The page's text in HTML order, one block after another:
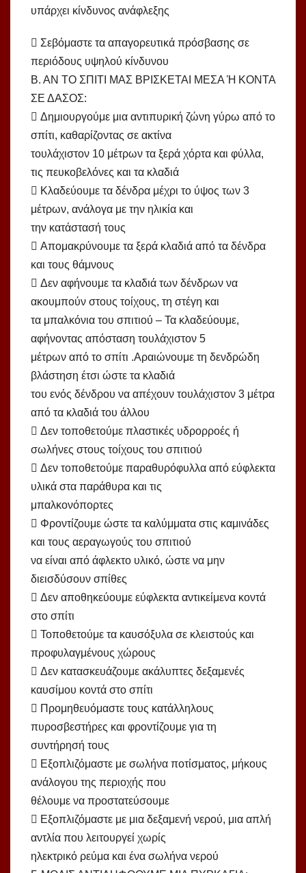
υπάρχει κίνδυνος ανάφλεξης
 Σεβόμαστε τα απαγορευτικά πρόσβασης σε
περιόδους υψηλού κίνδυνου
Β. ΑΝ ΤΟ ΣΠΙΤΙ ΜΑΣ ΒΡΙΣΚΕΤΑΙ ΜΕΣΑ Ή ΚΟΝΤΑ
ΣΕ ΔΑΣΟΣ:
 Δημιουργούμε μια αντιπυρική ζώνη γύρω από το
σπίτι, καθαρίζοντας σε ακτίνα
τουλάχιστον 10 μέτρων τα ξερά χόρτα και φύλλα,
τις πευκοβελόνες και τα κλαδιά
 Κλαδεύουμε τα δένδρα μέχρι το ύψος των 3
μέτρων, ανάλογα με την ηλικία και
την κατάστασή τους
 Απομακρύνουμε τα ξερά κλαδιά από τα δένδρα
και τους θάμνους
 Δεν αφήνουμε τα κλαδιά των δένδρων να
ακουμπούν στους τοίχους, τη στέγη και
τα μπαλκόνια του σπιτιού – Τα κλαδεύουμε,
αφήνοντας απόσταση τουλάχιστον 5
μέτρων από το σπίτι .Αραιώνουμε τη δενδρώδη
βλάστηση έτσι ώστε τα κλαδιά
του ενός δένδρου να απέχουν τουλάχιστον 3 μέτρα
από τα κλαδιά του άλλου
 Δεν τοποθετούμε πλαστικές υδρορροές ή
σωλήνες στους τοίχους του σπιτιού
 Δεν τοποθετούμε παραθυρόφυλλα από εύφλεκτα
υλικά στα παράθυρα και τις
μπαλκονόπορτες
 Φροντίζουμε ώστε τα καλύμματα στις καμινάδες
και τους αεραγωγούς του σπιτιού
να είναι από άφλεκτο υλικό, ώστε να μην
διεισδύσουν σπίθες
 Δεν αποθηκεύουμε εύφλεκτα αντικείμενα κοντά
στο σπίτι
 Τοποθετούμε τα καυσόξυλα σε κλειστούς και
προφυλαγμένους χώρους
 Δεν κατασκευάζουμε ακάλυπτες δεξαμενές
καυσίμου κοντά στο σπίτι
 Προμηθευόμαστε τους κατάλληλους
πυροσβεστήρες και φροντίζουμε για τη
συντήρησή τους
 Εξοπλιζόμαστε με σωλήνα ποτίσματος, μήκους
ανάλογου της περιοχής που
θέλουμε να προστατεύσουμε
 Εξοπλιζόμαστε με μια δεξαμενή νερού, μια απλή
αντλία που λειτουργεί χωρίς
ηλεκτρικό ρεύμα και ένα σωλήνα νερού